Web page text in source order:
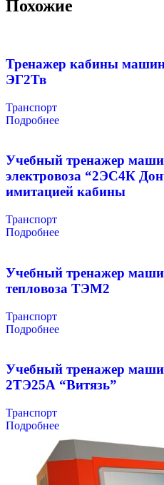
Похожие
Тренажер кабины
ЭГ2Тв
Транспорт
Подробнее
Учебный тренажер
электровоза “2ЭС4К
имитацией кабины
Транспорт
Подробнее
Учебный тренажер
тепловоза ТЭМ2
Транспорт
Подробнее
Учебный тренажер
2ТЭ25А “Витязь”
Транспорт
Подробнее